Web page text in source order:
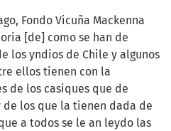
Fondo Vicuña Mackenna
[de] como se han de
los yndios de Chile y algunos
ellos tienen con la
de los casiques que de
los que la tienen dada de
a todos se le an leydo las